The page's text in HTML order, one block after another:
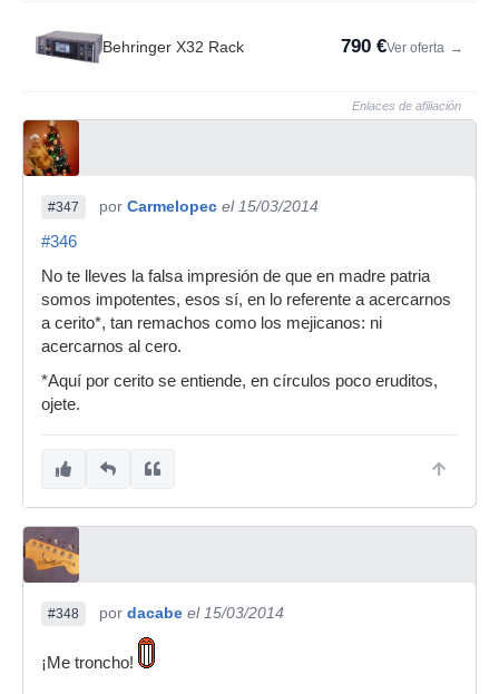
Behringer X32 Rack 790 €Ver oferta →
Enlaces de afiliación
#347 por Carmelopec el 15/03/2014
#346
No te lleves la falsa impresión de que en madre patria
somos impotentes, esos sí, en lo referente a acercarnos
a cerito*, tan remachos como los mejicanos: ni
acercarnos al cero.
*Aquí por cerito se entiende, en círculos poco eruditos,
ojete.
#348 por dacabe el 15/03/2014
¡Me troncho!